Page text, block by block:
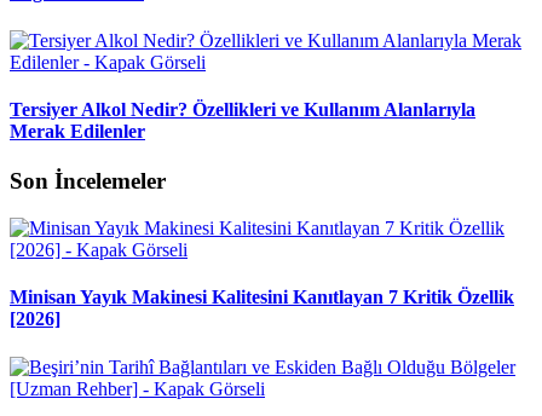
Tersiyer Alkol Nedir? Özellikleri ve Kullanım Alanlarıyla
Merak Edilenler
Son İncelemeler
Minisan Yayık Makinesi Kalitesini Kanıtlayan 7 Kritik Özellik
[2026]